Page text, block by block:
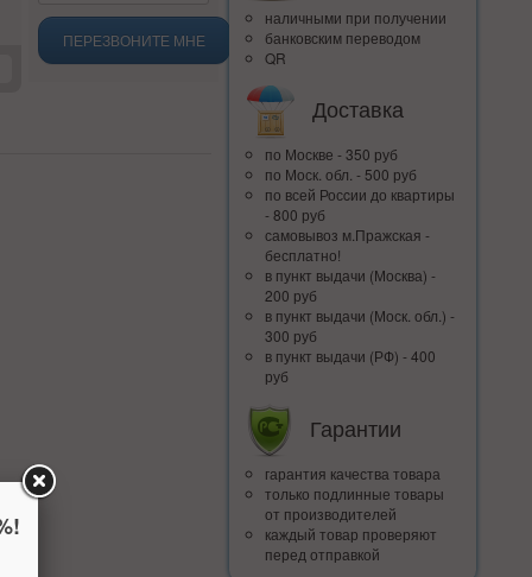
ПЕРЕЗВОНИТЕ МНЕ
наличными при получении
банковским переводом
QR
Доставка
по Москве - 350 руб
по Моск. обл. - 500 руб
по всей Росcии до квартиры
- 800 руб
самовывоз м.Пражская -
бесплатно!
в пункт выдачи (Москва) -
200 руб
в пункт выдачи (Моск. обл.) -
300 руб
в пункт выдачи (РФ) - 400
руб
Гарантии
гарантия качества товара
только подлинные товары
от производителей
каждый товар проверяют
перед отправкой